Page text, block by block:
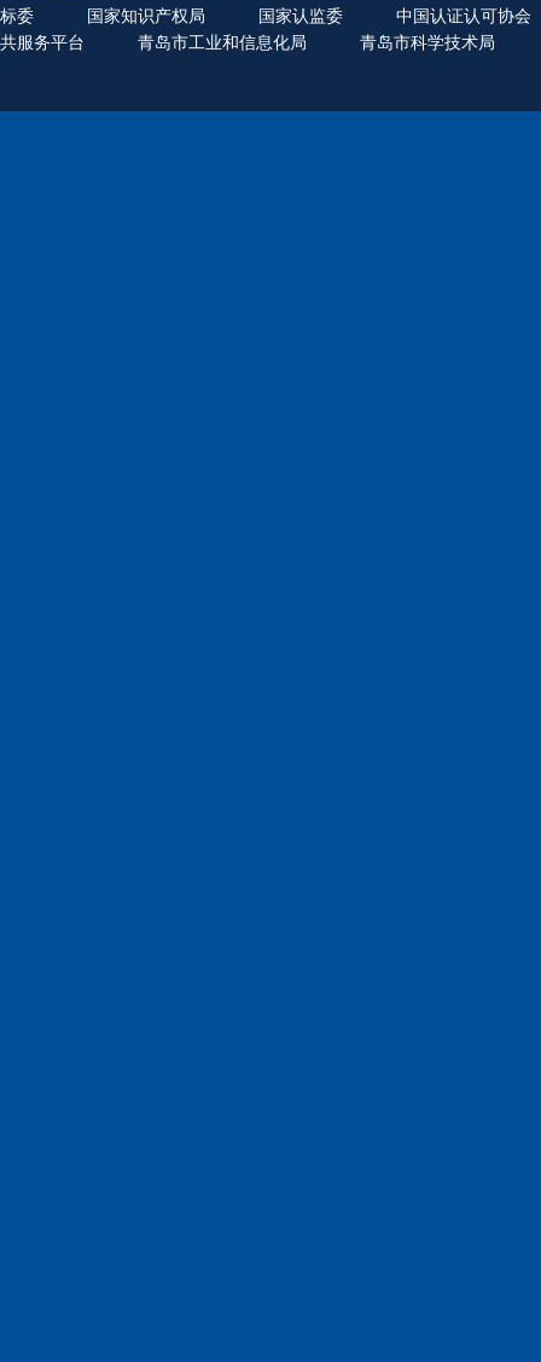
标委
国家知识产权局 国家认监委
中国认证认可协会
共服务平台
青岛市工业和信息化局 青岛市科学技术局